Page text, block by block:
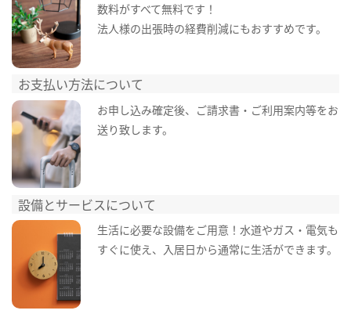
数料がすべて無料です！
法人様の出張時の経費削減にもおすすめです。
お支払い方法について
お申し込み確定後、ご請求書・ご利用案内等をお
送り致します。
設備とサービスについて
生活に必要な設備をご用意！水道やガス・電気も
すぐに使え、入居日から通常に生活ができます。